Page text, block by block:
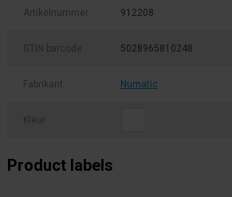
Artikelnummer 912208
GTIN barcode 5028965810248
Fabrikant: Numatic
Kleur
Product labels